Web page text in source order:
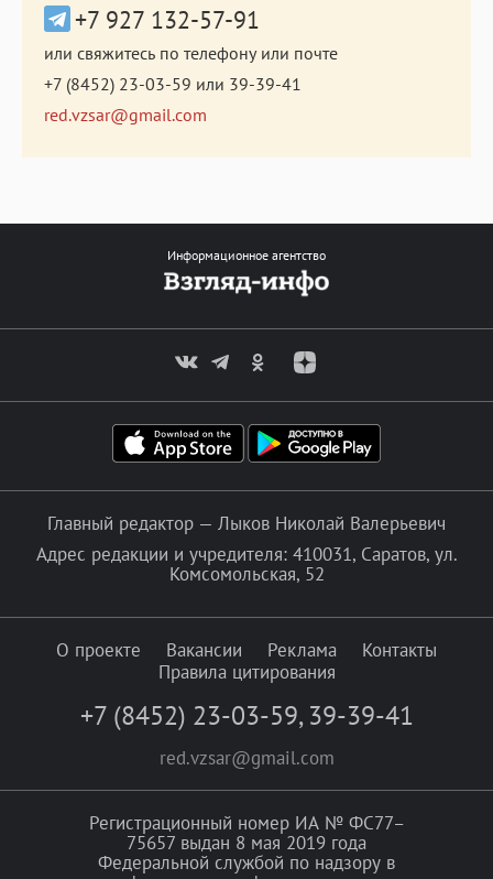
+7 927 132-57-91
или свяжитесь по телефону или почте
+7 (8452) 23-03-59 или 39-39-41
red.vzsar@gmail.com
Информационное агентство
Главный редактор — Лыков Николай Валерьевич
Адрес редакции и учредителя: 410031, Саратов, ул.
Комсомольская, 52
О проекте Вакансии Реклама
Контакты
Правила цитирования
+7 (8452) 23-03-59, 39-39-41
red.vzsar@gmail.com
Регистрационный номер ИА № ФС77–
75657 выдан 8 мая 2019 года
Федеральной службой по надзору в